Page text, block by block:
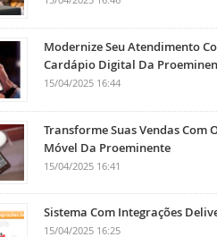
Modernize Seu Atendimento
Cardápio Digital Da
15/04/2025 16:44
Transforme Suas Vendas Com
Móvel Da Proeminente
15/04/2025 16:41
Sistema Com Integrações
15/04/2025 16:25